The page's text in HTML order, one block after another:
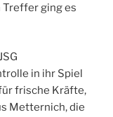
ging es
in ihr Spiel
frische Kräfte,
Metternich, die